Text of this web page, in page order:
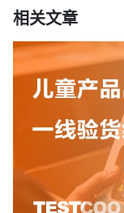
相关文章